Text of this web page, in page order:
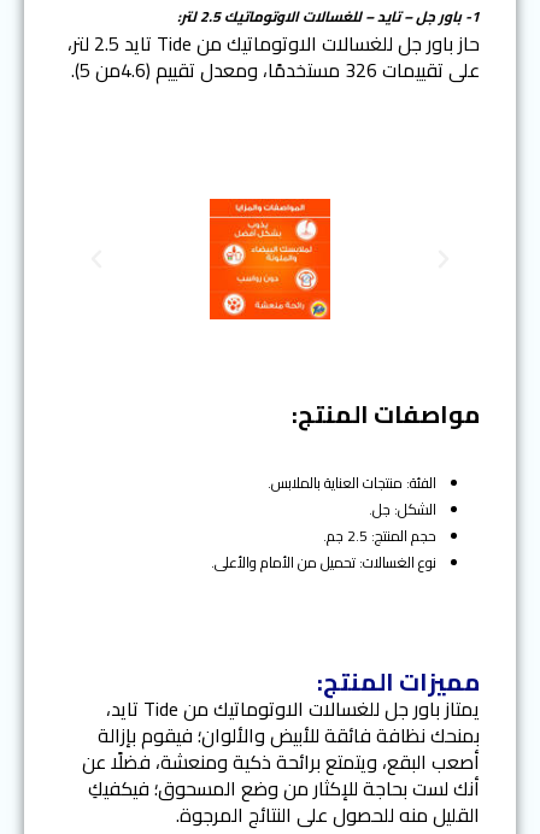
1- باور جل – تايد – للغسالات الاوتوماتيك 2.5 لتر:
حاز باور جل للغسالات الاوتوماتيك من Tide تايد 2.5 لتر،
على تقييمات 326 مستخدمًا، ومعدل تقييم (4.6من 5).
u
s
مواصفات المنتج:
الفئة: منتجات العناية بالملابس.
الشكل: جل.
حجم المنتج: 2.5 جم.
نوع الغسالات: تحميل من الأمام والأعلى.
مميزات المنتج:
يمتاز باور جل للغسالات الاوتوماتيك من Tide تايد،
بمنحك نظافة فائقة للأبيض والألوان؛ فيقوم بإزالة
أصعب البقع، ويتمتع برائحة ذكية ومنعشة، فضلًا عن
أنك لست بحاجة للإكثار من وضع المسحوق؛ فيكفيكِ
القليل منه للحصول على النتائج المرجوة.